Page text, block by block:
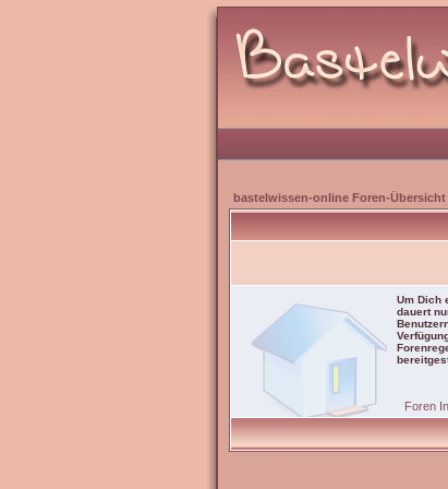
bastelwissen-online Foren-Übersicht
Um Dich
dauert
Foren